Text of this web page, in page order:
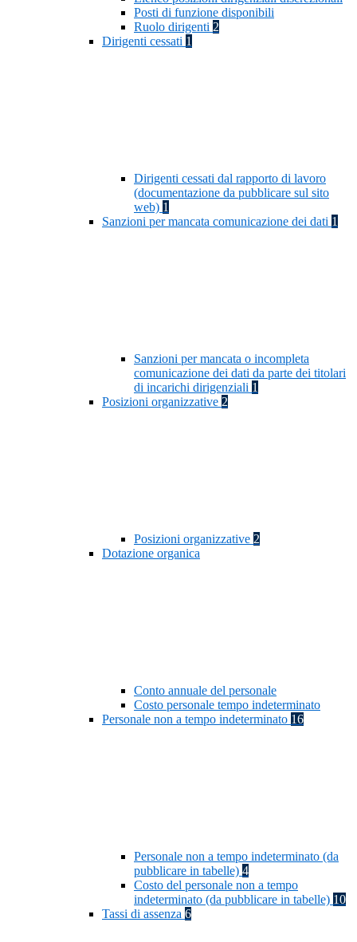
Posti di funzione disponibili
Ruolo dirigenti 2
Dirigenti cessati 1
Dirigenti cessati dal rapporto di lavoro
(documentazione da pubblicare sul sito
web) 1
Sanzioni per mancata comunicazione dei dati 1
Sanzioni per mancata o incompleta
comunicazione dei dati da parte dei titolari
di incarichi dirigenziali 1
Posizioni organizzative 2
Posizioni organizzative 2
Dotazione organica
Conto annuale del personale
Costo personale tempo indeterminato
Personale non a tempo indeterminato 16
Personale non a tempo indeterminato (da
pubblicare in tabelle) 4
Costo del personale non a tempo
indeterminato (da pubblicare in tabelle) 10
Tassi di assenza 6